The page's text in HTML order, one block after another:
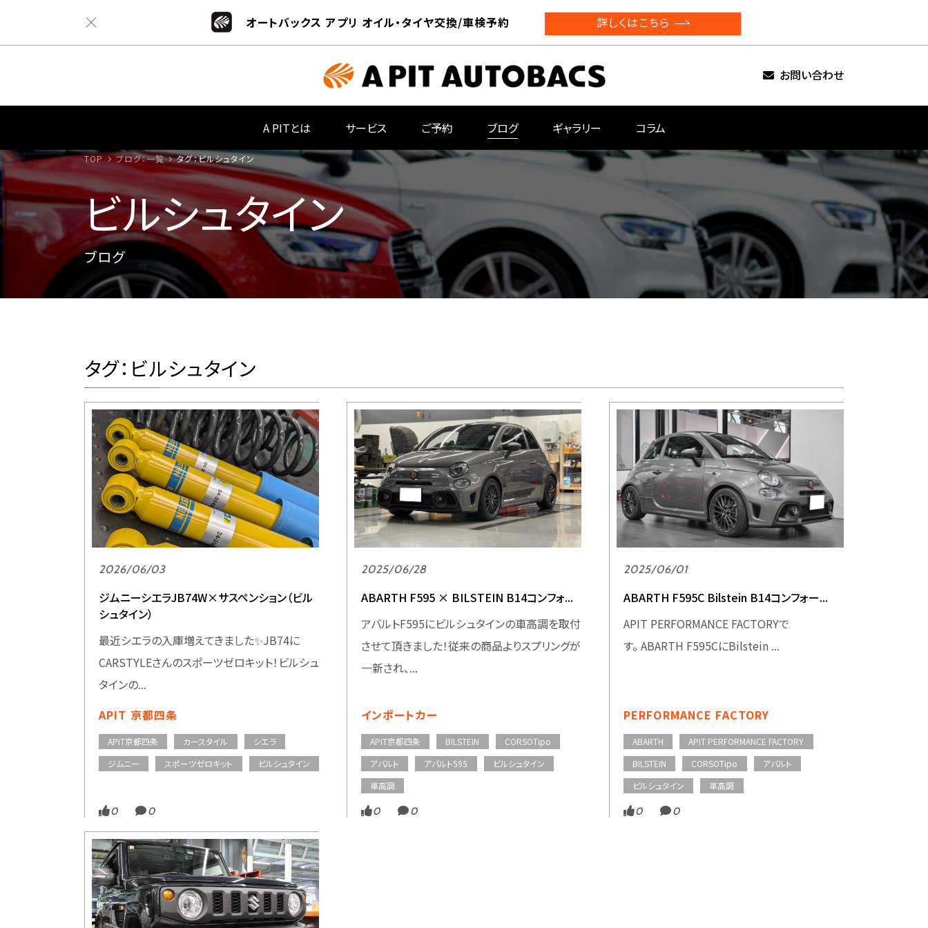
オートバックス アプリ オイル・タイヤ交換/車検予約 詳しくはこちら
お問い合わせ
A PITとは サービス ご予約 ブログ ギャラリー コラム
TOP ブログ：一覧 タグ：ビルシュタイン
ビルシュタイン
ブログ
タグ：ビルシュタイン
2026/06/03
ジムニーシエラJB74W×サスペンション（ビル
シュタイン）
最近シエラの入庫増えてきました✨JB74に
CARSTYLEさんのスポーツゼロキット！ビルシュ
タインの...
APIT 京都四条
APIT京都四条 カースタイル
シエラ
ジムニー
スポーツゼロキット ビルシュタイン
0 0
2025/06/28
ABARTH F595 × BILSTEIN B14コンフォ...
アバルトF595にビルシュタインの車高調を取付
させて頂きました！従来の商品よりスプリングが
一新され、...
インポートカー
APIT京都四条 BILSTEIN
CORSOTipo
アバルト
アバルト595
ビルシュタイン
車高調
0 0
2025/06/01
ABARTH F595C Bilstein B14コンフォー...
APIT PERFORMANCE FACTORYで
す。 ABARTH F595CにBilstein ...
PERFORMANCE FACTORY
ABARTH
APIT PERFORMANCE FACTORY
BILSTEIN
CORSOTipo
アバルト
ビルシュタイン
車高調
0 0